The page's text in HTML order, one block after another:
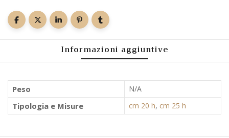
Informazioni aggiuntive
Peso N/A
Tipologia e Misure cm 20 h, cm 25 h